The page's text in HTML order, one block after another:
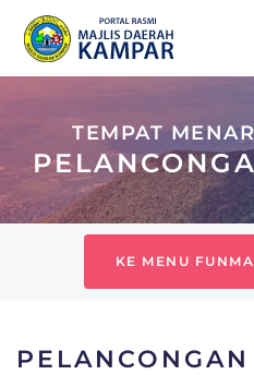
Skip to main content
TEMPAT
KE MENU